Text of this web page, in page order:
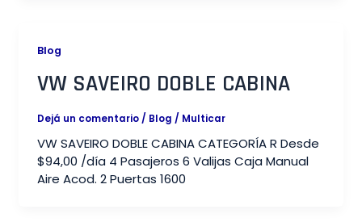
Blog
VW SAVEIRO DOBLE CABINA​
Dejá un comentario / Blog / Multicar
VW SAVEIRO DOBLE CABINA CATEGORÍA R Desde
$94,00 /día 4 Pasajeros 6 Valijas Caja Manual
Aire Acod. 2 Puertas 1600